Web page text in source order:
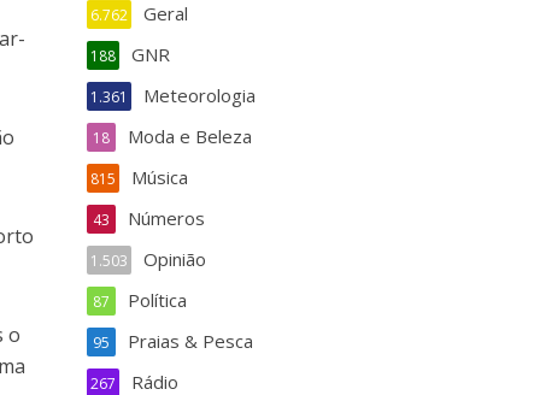
o
Geral
6.762
GNR
188
Meteorologia
1.361
Moda e Beleza
18
Música
815
Números
43
Opinião
1.503
Política
87
Praias & Pesca
95
Rádio
267